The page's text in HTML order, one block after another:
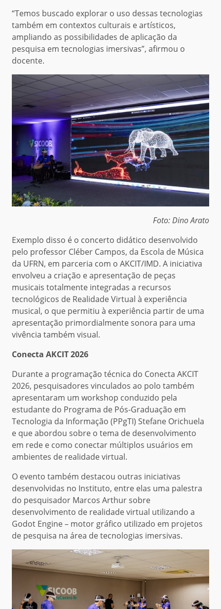
“Temos buscado explorar o uso dessas tecnologias
também em contextos culturais e artísticos,
ampliando as possibilidades de aplicação da
pesquisa em tecnologias imersivas”, afirmou o
docente.
Foto: Dino Arato
Exemplo disso é o concerto didático desenvolvido
pelo professor Cléber Campos, da Escola de Música
da UFRN, em parceria com o AKCIT/IMD. A iniciativa
envolveu a criação e apresentação de peças
musicais totalmente integradas a recursos
tecnológicos de Realidade Virtual à experiência
musical, o que permitiu à experiência partir de uma
apresentação primordialmente sonora para uma
vivência também visual.
Conecta AKCIT 2026
Durante a programação técnica do Conecta AKCIT
2026, pesquisadores vinculados ao polo também
apresentaram um workshop conduzido pela
estudante do Programa de Pós-Graduação em
Tecnologia da Informação (PPgTI) Stefane Orichuela
e que abordou sobre o tema de desenvolvimento
em rede e como conectar múltiplos usuários em
ambientes de realidade virtual.
O evento também destacou outras iniciativas
desenvolvidas no Instituto, entre elas uma palestra
do pesquisador Marcos Arthur sobre
desenvolvimento de realidade virtual utilizando a
Godot Engine – motor gráfico utilizado em projetos
de pesquisa na área de tecnologias imersivas.